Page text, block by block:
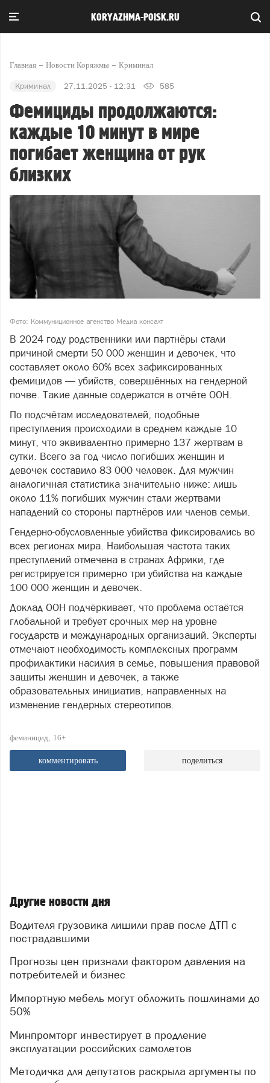
KORYAZHMA-POISK.RU
Главная Новости Коряжмы Криминал
Криминал 27.11.2025 - 12:31 585
Фемициды продолжаются:
каждые 10 минут в мире
погибает женщина от рук
близких
Фото: Коммуниционное агенство Медиа консалт
В 2024 году родственники или партнёры стали
причиной смерти 50 000 женщин и девочек, что
составляет около 60% всех зафиксированных
фемицидов — убийств, совершённых на гендерной
почве. Такие данные содержатся в отчёте ООН.
По подсчётам исследователей, подобные
преступления происходили в среднем каждые 10
минут, что эквивалентно примерно 137 жертвам в
сутки. Всего за год число погибших женщин и
девочек составило 83 000 человек. Для мужчин
аналогичная статистика значительно ниже: лишь
около 11% погибших мужчин стали жертвами
нападений со стороны партнёров или членов семьи.
Гендерно-обусловленные убийства фиксировались во
всех регионах мира. Наибольшая частота таких
преступлений отмечена в странах Африки, где
регистрируется примерно три убийства на каждые
100 000 женщин и девочек.
Доклад ООН подчёркивает, что проблема остаётся
глобальной и требует срочных мер на уровне
государств и международных организаций. Эксперты
отмечают необходимость комплексных программ
профилактики насилия в семье, повышения правовой
защиты женщин и девочек, а также
образовательных инициатив, направленных на
изменение гендерных стереотипов.
феминицид 16+
комментировать поделиться
Другие новости дня
Водителя грузовика лишили прав после ДТП с
пострадавшими
Прогнозы цен признали фактором давления на
потребителей и бизнес
Импортную мебель могут обложить пошлинами до
50%
Минпромторг инвестирует в продление
эксплуатации российских самолетов
Методичка для депутатов раскрыла аргументы по